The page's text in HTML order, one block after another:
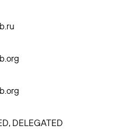
DELEGATED